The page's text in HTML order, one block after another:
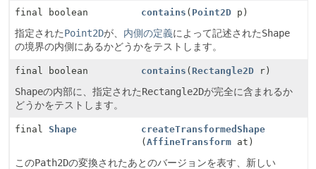
final boolean contains ( Point2D p)
指定されたPoint2Dが、 内側の定義によって記述されたShape
の境界の内側にあるかどうかをテストします。
final boolean contains (Rectangle2D r)
Shapeの内部に、指定されたRectangle2Dが完全に含まれるか
どうかをテストします。
final Shape
createTransformedShape
(AffineTransform at)
このPath2Dの変換されたあとのバージョンを表す、新しい